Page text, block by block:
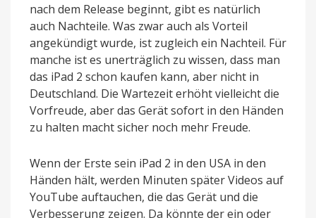
nach dem Release beginnt, gibt es natürlich
auch Nachteile. Was zwar auch als Vorteil
angekündigt wurde, ist zugleich ein Nachteil. Für
manche ist es unerträglich zu wissen, dass man
das iPad 2 schon kaufen kann, aber nicht in
Deutschland. Die Wartezeit erhöht vielleicht die
Vorfreude, aber das Gerät sofort in den Händen
zu halten macht sicher noch mehr Freude.
Wenn der Erste sein iPad 2 in den USA in den
Händen hält, werden Minuten später Videos auf
YouTube auftauchen, die das Gerät und die
Verbesserung zeigen. Da könnte der ein oder